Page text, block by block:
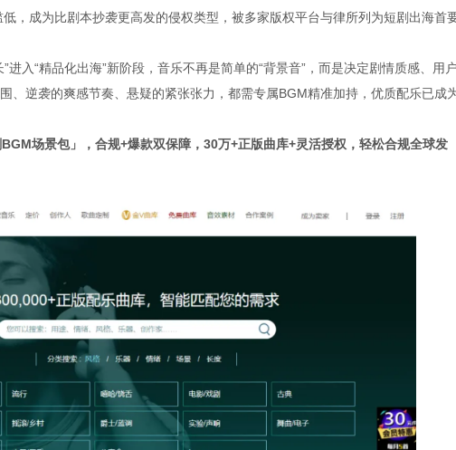
，成为比剧本抄袭更高发的侵权类型，被多家版权平台与律所列为短剧出海首
进入“精品化出海”新阶段，音乐不再是简单的“背景音”，而是决定剧情质感、用
逆袭的爽感节奏、悬疑的紧张张力，都需专属BGM精准加持，优质配乐已成
场景包」，合规+爆款双保障， 30万+正版曲库+灵活授权，轻松合规全球发